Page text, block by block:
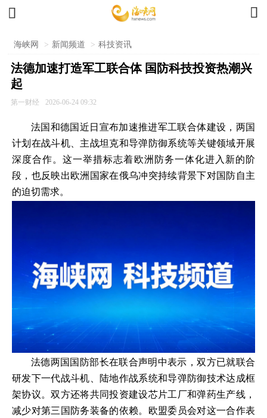
 
海峡网 > 新闻频道 > 科技资讯
法德加速打造军工联合体 国防科技投资热潮兴
起
第一财经 2026-06-24 09:32
法国和德国近日宣布加速推进军工联合体建设，两国
计划在战斗机、主战坦克和导弹防御系统等关键领域开展
深度合作。这一举措标志着欧洲防务一体化进入新的阶
段，也反映出欧洲国家在俄乌冲突持续背景下对国防自主
的迫切需求。
法德两国国防部长在联合声明中表示，双方已就联合
研发下一代战斗机、陆地作战系统和导弹防御技术达成框
架协议。双方还将共同投资建设芯片工厂和弹药生产线，
减少对第三国防务装备的依赖。欧盟委员会对这一合作表